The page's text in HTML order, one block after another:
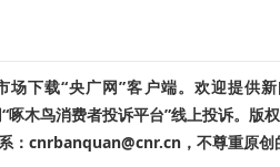
场下载“央广网”客户端。欢迎提供
木鸟消费者投诉平台”线上投诉。版
：cnrbanquan@cnr.cn，不尊重原创